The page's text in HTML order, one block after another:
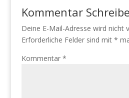
Kommentar
Deine E-Mail-Adresse wird nicht
Erforderliche Felder sind mit *
Kommentar *